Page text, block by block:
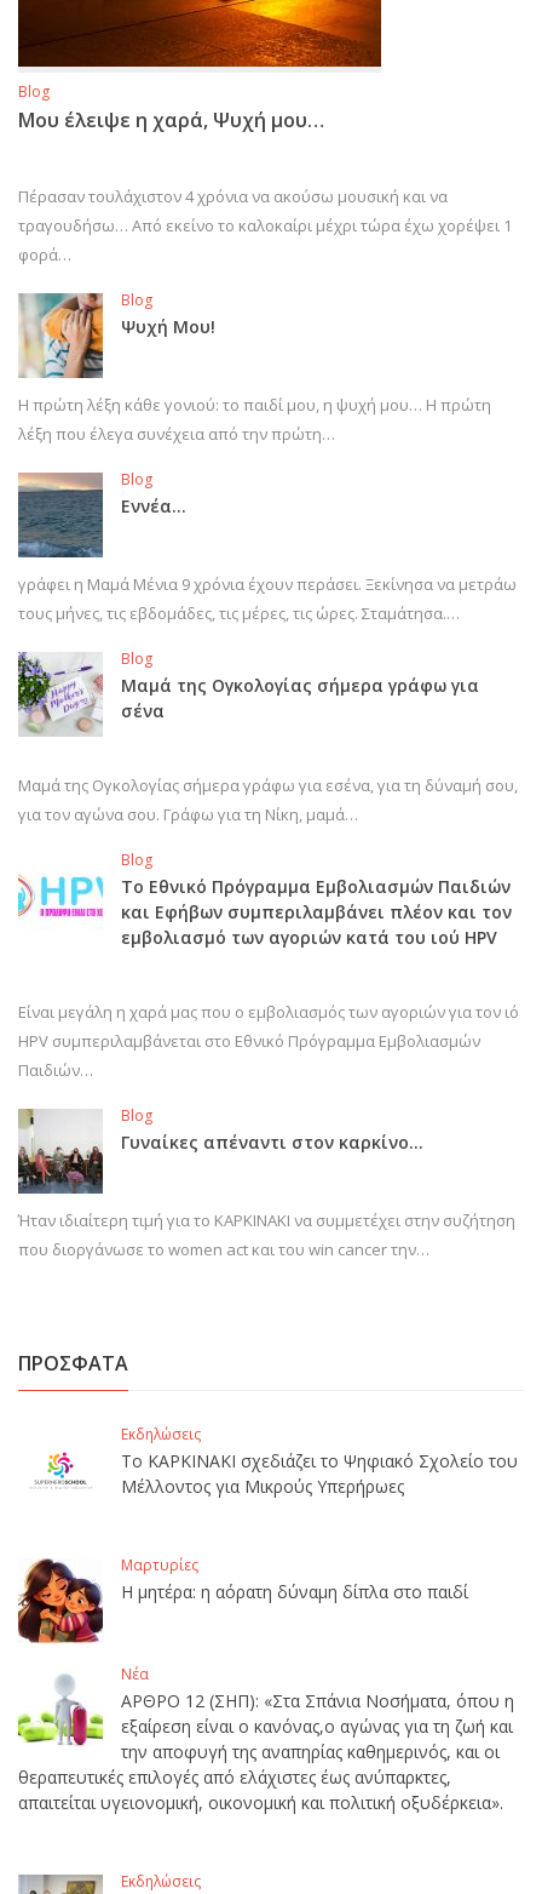
Blog
Μου έλειψε η χαρά, Ψυχή μου…
Πέρασαν τουλάχιστον 4 χρόνια να ακούσω μουσική και να
τραγουδήσω… Από εκείνο το καλοκαίρι μέχρι τώρα έχω χορέψει 1
φορά…
Blog
Ψυχή Μου!
Η πρώτη λέξη κάθε γονιού: το παιδί μου, η ψυχή μου… Η πρώτη
λέξη που έλεγα συνέχεια από την πρώτη…
Blog
Εννέα…
γράφει η Μαμά Μένια 9 χρόνια έχουν περάσει. Ξεκίνησα να μετράω
τους μήνες, τις εβδομάδες, τις μέρες, τις ώρες. Σταμάτησα.…
Blog
Μαμά της Ογκολογίας σήμερα γράφω για
σένα
Μαμά της Ογκολογίας σήμερα γράφω για εσένα, για τη δύναμή σου,
για τον αγώνα σου. Γράφω για τη Νίκη, μαμά…
Blog
Το Εθνικό Πρόγραμμα Εμβολιασμών Παιδιών
και Εφήβων συμπεριλαμβάνει πλέον και τον
εμβολιασμό των αγοριών κατά του ιού HPV
Είναι μεγάλη η χαρά μας που ο εμβολιασμός των αγοριών για τον ιό
HPV συμπεριλαμβάνεται στο Εθνικό Πρόγραμμα Εμβολιασμών
Παιδιών…
Blog
Γυναίκες απέναντι στον καρκίνο…
Ήταν ιδιαίτερη τιμή για το ΚΑΡΚΙΝΑΚΙ να συμμετέχει στην συζήτηση
που διοργάνωσε το women act και του win cancer την…
ΠΡΟΣΦΑΤΑ
Εκδηλώσεις
Το ΚΑΡΚΙΝΑΚΙ σχεδιάζει το Ψηφιακό Σχολείο του
Μέλλοντος για Μικρούς Υπερήρωες
Μαρτυρίες
Η μητέρα: η αόρατη δύναμη δίπλα στο παιδί
Νέα
ΑΡΘΡΟ 12 (ΣΗΠ): «Στα Σπάνια Νοσήματα, όπου η
εξαίρεση είναι ο κανόνας,ο αγώνας για τη ζωή και
την αποφυγή της αναπηρίας καθημερινός, και οι
θεραπευτικές επιλογές από ελάχιστες έως ανύπαρκτες,
απαιτείται υγειονομική, οικονομική και πολιτική οξυδέρκεια».
Εκδηλώσεις